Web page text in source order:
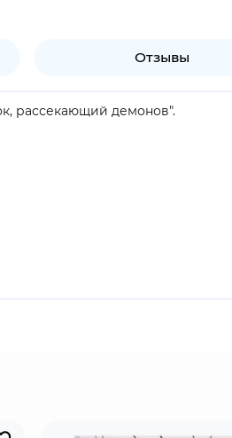
Отзывы
рассекающий демонов".